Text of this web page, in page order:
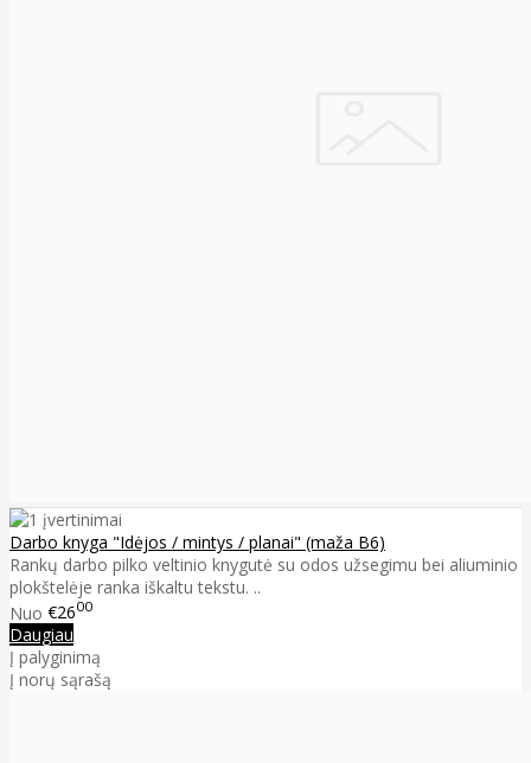
Darbo knyga "Idėjos / mintys / planai" (maža B6)
Rankų darbo pilko veltinio knygutė su odos užsegimu bei aliuminio
plokštelėje ranka iškaltu tekstu. ..
Nuo €2600
Daugiau
Į palyginimą
Į norų sąrašą